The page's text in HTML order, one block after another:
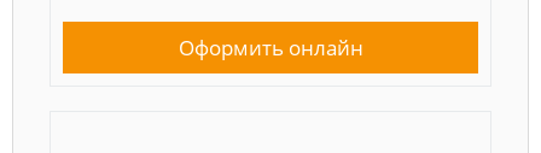
Оформить онлайн